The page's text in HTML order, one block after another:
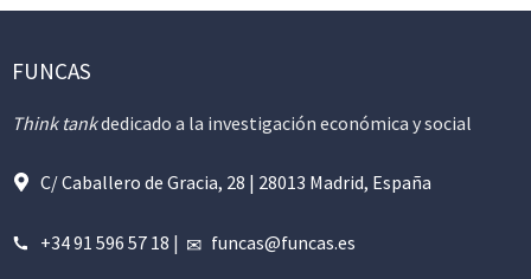
FUNCAS
Think tankdedicado a la investigación económica y social
C/ Caballero de Gracia, 28 | 28013 Madrid, España
+34 91 596 57 18 | funcas@funcas.es